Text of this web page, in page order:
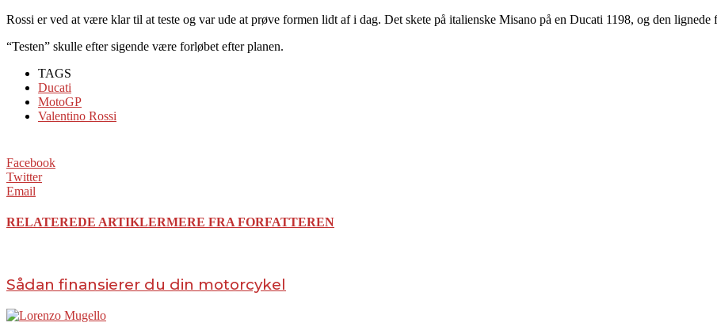
Rossi er ved at være klar til at teste og var ude at prøve formen lidt af i dag. Det skete på italienske Misano på en Ducati 1198, og den
“Testen” skulle efter sigende være forløbet efter planen.
TAGS
Ducati
MotoGP
Valentino Rossi
Facebook
Twitter
Email
RELATEREDE ARTIKLERMERE FRA FORFATTEREN
Sådan finansierer du din motorcykel